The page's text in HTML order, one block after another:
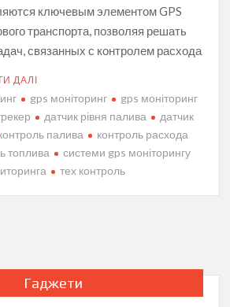
ключевым элементом GPS
транспорта, позволяя решать
связанных с контролем расхода
ДАЛІ
gps моніторинг
gps моніторинг
датчик рівня палива
датчик
палива
контроль расхода
топлива
системи gps моніторингу
тех контроль
Гаджети